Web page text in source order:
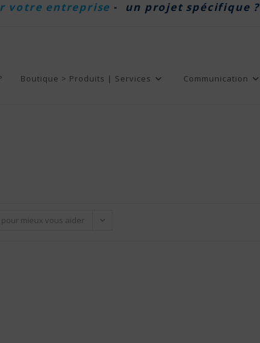
votre entreprise - un projet spécifique ?
Boutique > Produits | Services Communication
mieux vous aider